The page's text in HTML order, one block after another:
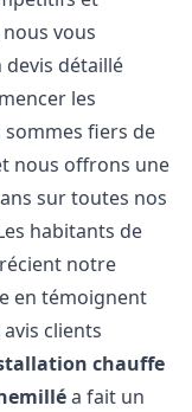
vous
détaillé
les
fiers de
nous offrons une
sur toutes nos
habitants de
notre
en témoignent
clients
chauffe
a fait un